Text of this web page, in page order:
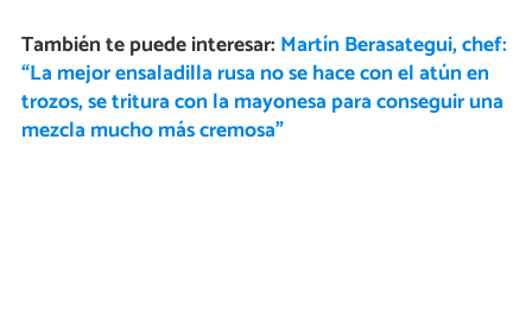
También te puede interesar: Martín Berasategui, chef:
“La mejor ensaladilla rusa no se hace con el atún en
trozos, se tritura con la mayonesa para conseguir una
mezcla mucho más cremosa”